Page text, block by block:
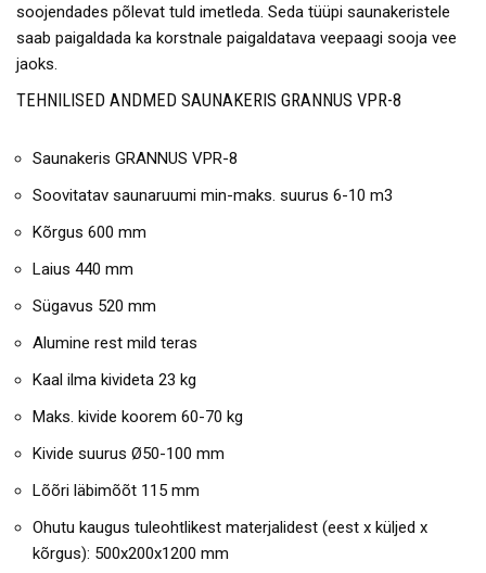
soojendades põlevat tuld imetleda. Seda tüüpi saunakeristele
saab paigaldada ka korstnale paigaldatava veepaagi sooja vee
jaoks.
TEHNILISED ANDMED SAUNAKERIS GRANNUS VPR-8
Saunakeris GRANNUS VPR-8
Soovitatav saunaruumi min-maks. suurus 6-10 m3
Kõrgus 600 mm
Laius 440 mm
Sügavus 520 mm
Alumine rest mild teras
Kaal ilma kivideta 23 kg
Maks. kivide koorem 60-70 kg
Kivide suurus Ø50-100 mm
Lõõri läbimõõt 115 mm
Ohutu kaugus tuleohtlikest materjalidest (eest x küljed x
kõrgus): 500x200x1200 mm